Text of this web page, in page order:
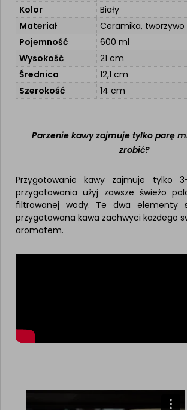
Kolor
Biały
Materiał
Ceramika, tworzywo
Pojemność
600 ml
Wysokość
21 cm
Średnica
12,1 cm
Szerokość
14 cm
Parzenie kawy zajmuje tylko parę
zrobić?
Przygotowanie kawy zajmuje tylko
przygotowania użyj zawsze świeżo
filtrowanej wody. Te dwa elementy
przygotowana kawa zachwyci każdego
aromatem.